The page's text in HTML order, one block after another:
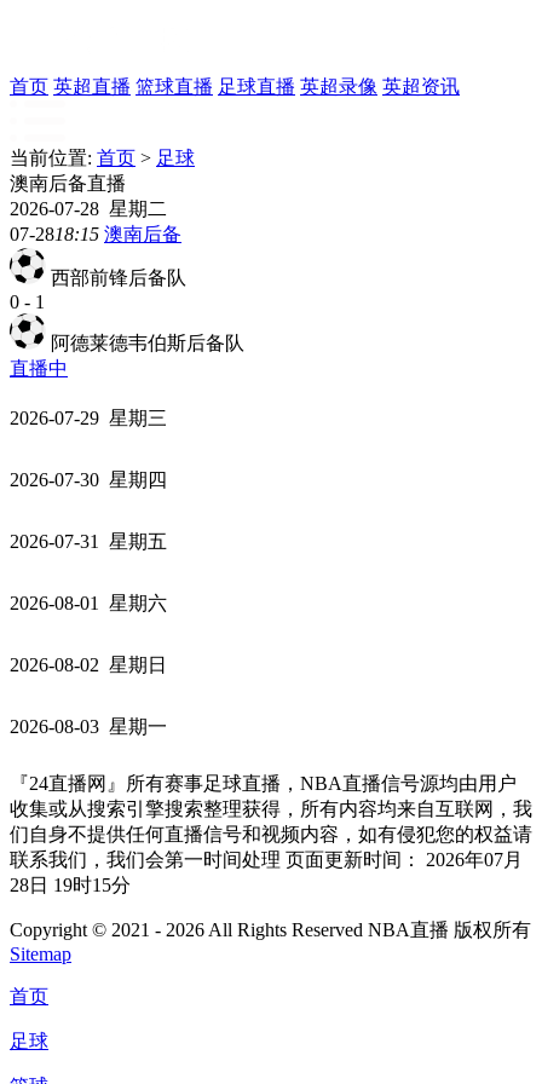
首页 英超直播 篮球直播 足球直播 英超录像 英超资讯
当前位置: 首页 > 足球
澳南后备直播
2026-07-28 星期二
07-2818:15 澳南后备
西部前锋后备队
0 - 1
阿德莱德韦伯斯后备队
直播中
2026-07-29 星期三
2026-07-30 星期四
2026-07-31 星期五
2026-08-01 星期六
2026-08-02 星期日
2026-08-03 星期一
『24直播网』所有赛事足球直播，NBA直播信号源均由用户
收集或从搜索引擎搜索整理获得，所有内容均来自互联网，我
们自身不提供任何直播信号和视频内容，如有侵犯您的权益请
联系我们，我们会第一时间处理 页面更新时间： 2026年07月
28日 19时15分
Copyright © 2021 - 2026 All Rights Reserved NBA直播 版权所有
Sitemap
首页
足球